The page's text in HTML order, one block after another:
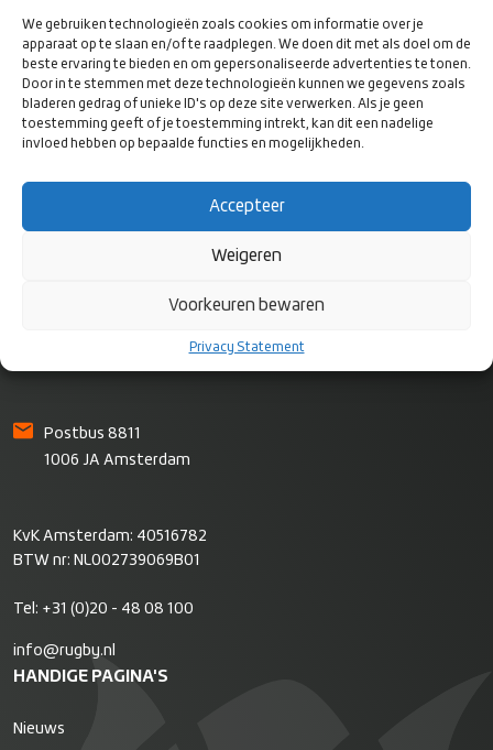
We gebruiken technologieën zoals cookies om informatie over je
apparaat op te slaan en/of te raadplegen. We doen dit met als doel om de
beste ervaring te bieden en om gepersonaliseerde advertenties te tonen.
Door in te stemmen met deze technologieën kunnen we gegevens zoals
bladeren gedrag of unieke ID's op deze site verwerken. Als je geen
toestemming geeft of je toestemming intrekt, kan dit een nadelige
invloed hebben op bepaalde functies en mogelijkheden.
Accepteer
Weigeren
Voorkeuren bewaren
Privacy Statement
1067 HR Amsterdam
Postbus 8811
1006 JA Amsterdam
KvK Amsterdam: 40516782
BTW nr: NL002739069B01
Tel: +31 (0)20 - 48 08 100
info@rugby.nl
HANDIGE PAGINA'S
Nieuws